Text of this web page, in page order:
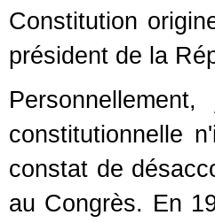
Constitution
président de la
constitutionnelle
constat de
au Congrès. En